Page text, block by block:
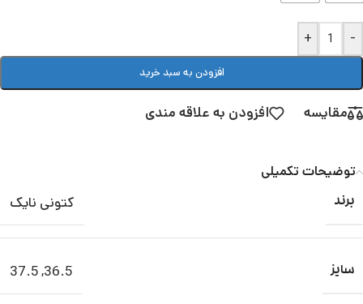
-
+
افزودن به سبد خرید
مقایسه افزودن به علاقه مندی
توضیحات تکمیلی
برند کتونی نایک
سایز 36.5
,
37.5